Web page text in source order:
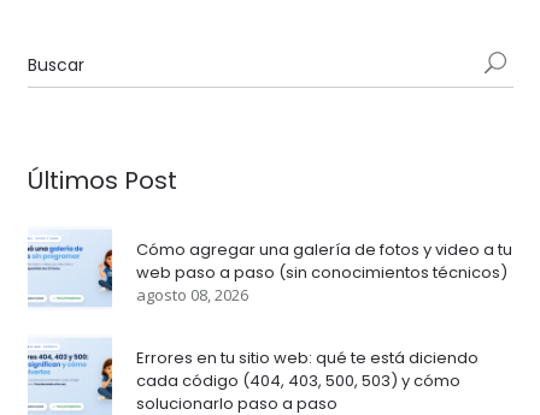
Últimos Post
Cómo agregar una galería de fotos y video a tu
web paso a paso (sin conocimientos técnicos)
agosto 08, 2026
Errores en tu sitio web: qué te está diciendo
cada código (404, 403, 500, 503) y cómo
solucionarlo paso a paso